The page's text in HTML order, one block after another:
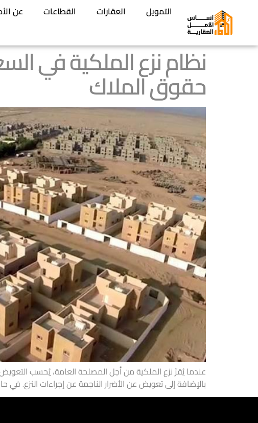
التمويل العقارات القطاعات عن
حقوق الملاك
بالإضافة إلى تعويض عن الأضرار الناجمة عن إجراءات